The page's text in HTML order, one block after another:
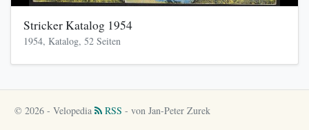
Stricker Katalog 1954
1954, Katalog, 52 Seiten
© 2026 - Velopedia RSS - von Jan-Peter Zurek